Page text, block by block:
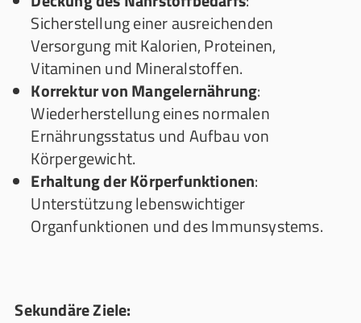
Sicherstellung einer ausreichenden
Versorgung mit Kalorien, Proteinen,
Vitaminen und Mineralstoffen.
Korrektur von Mangelernährung:
Wiederherstellung eines normalen
Ernährungsstatus und Aufbau von
Körpergewicht.
Erhaltung der Körperfunktionen:
Unterstützung lebenswichtiger
Organfunktionen und des Immunsystems.
Sekundäre Ziele: